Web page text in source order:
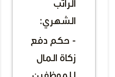
الراتب
الشهري:
- حكم دفع
زكاة المال